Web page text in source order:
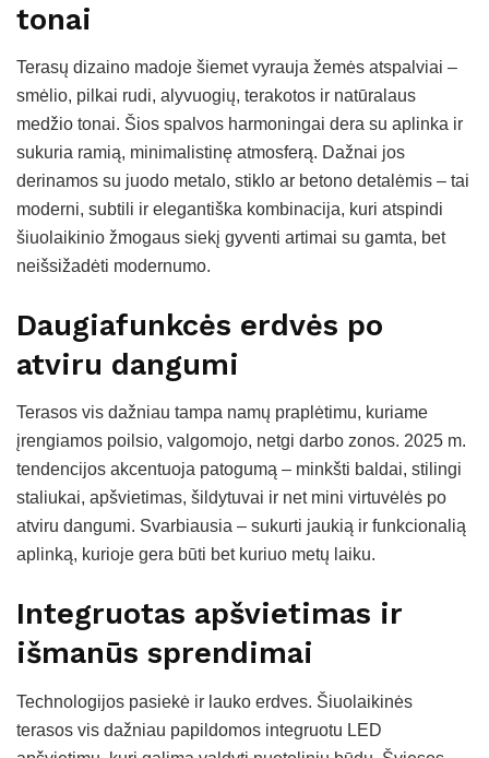
tonai
Terasų dizaino madoje šiemet vyrauja žemės atspalviai –
smėlio, pilkai rudi, alyvuogių, terakotos ir natūralaus
medžio tonai. Šios spalvos harmoningai dera su aplinka ir
sukuria ramią, minimalistinę atmosferą. Dažnai jos
derinamos su juodo metalo, stiklo ar betono detalėmis – tai
moderni, subtili ir elegantiška kombinacija, kuri atspindi
šiuolaikinio žmogaus siekį gyventi artimai su gamta, bet
neišsižadėti modernumo.
Daugiafunkcės erdvės po
atviru dangumi
Terasos vis dažniau tampa namų praplėtimu, kuriame
įrengiamos poilsio, valgomojo, netgi darbo zonos. 2025 m.
tendencijos akcentuoja patogumą – minkšti baldai, stilingi
staliukai, apšvietimas, šildytuvai ir net mini virtuvėlės po
atviru dangumi. Svarbiausia – sukurti jaukią ir funkcionalią
aplinką, kurioje gera būti bet kuriuo metų laiku.
Integruotas apšvietimas ir
išmanūs sprendimai
Technologijos pasiekė ir lauko erdves. Šiuolaikinės
terasos vis dažniau papildomos integruotu LED